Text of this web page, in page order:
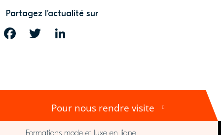
Partagez l’actualité sur
FACEBOOK TWITTER
Pour nous rendre visite
Formations mode et luxe en ligne